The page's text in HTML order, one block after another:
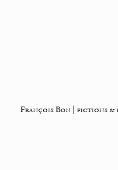
François Bon | fictions &